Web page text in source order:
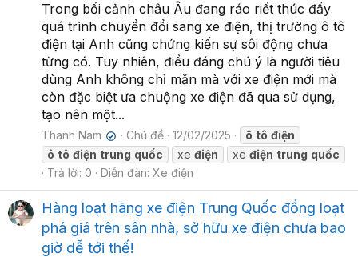
Trong bối cảnh châu Âu đang ráo riết thúc đẩy
quá trình chuyển đổi sang xe điện, thị trường ô tô
điện tại Anh cũng chứng kiến sự sôi động chưa
từng có. Tuy nhiên, điều đáng chú ý là người tiêu
dùng Anh không chỉ mặn mà với xe điện mới mà
còn đặc biệt ưa chuộng xe điện đã qua sử dụng,
tạo nên một...
Thanh Nam ✔ Chủ đề 12/02/2025 ô tô điện
ô tô điện trung quốc xe điện xe điện trung quốc
Trả lời: 0
Diễn đàn: Xe điện
Hàng loạt hãng xe điện Trung Quốc đồng loạt
phá giá trên sân nhà, sở hữu xe điện chưa bao
giờ dễ tới thế!